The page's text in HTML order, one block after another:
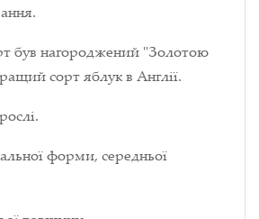
був нагороджений "Золотою
сорт яблук в Англії.
форми, середньої